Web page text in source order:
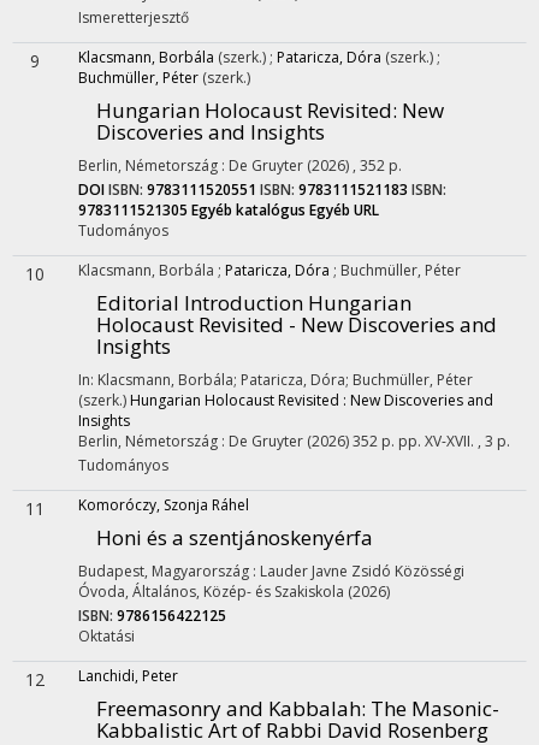
Ismeretterjesztő
9 Klacsmann, Borbála (szerk.) ; Pataricza, Dóra (szerk.) ;
Buchmüller, Péter (szerk.)
Hungarian Holocaust Revisited: New
Discoveries and Insights
Berlin, Németország : De Gruyter (2026) , 352 p.
DOIISBN: 9783111520551 ISBN: 9783111521183 ISBN:
9783111521305 Egyéb katalógus Egyéb URL
Tudományos
10 Klacsmann, Borbála ; Pataricza, Dóra ; Buchmüller, Péter
Editorial Introduction Hungarian
Holocaust Revisited - New Discoveries and
Insights
In: Klacsmann, Borbála; Pataricza, Dóra; Buchmüller, Péter
(szerk.) Hungarian Holocaust Revisited : New Discoveries and
Insights
Berlin, Németország : De Gruyter (2026)352 p. pp. XV-XVII. , 3 p.
Tudományos
11 Komoróczy, Szonja Ráhel
Honi és a szentjánoskenyérfa
Budapest, Magyarország : Lauder Javne Zsidó Közösségi
Óvoda, Általános, Közép- és Szakiskola (2026)
ISBN: 9786156422125
Oktatási
12 Lanchidi, Peter
Freemasonry and Kabbalah: The Masonic-
Kabbalistic Art of Rabbi David Rosenberg